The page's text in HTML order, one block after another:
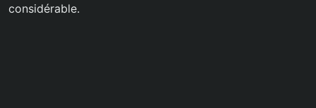
considérable.